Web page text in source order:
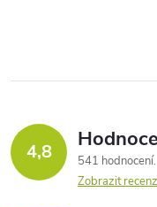
4,8
541 hodnocení
Zobrazit